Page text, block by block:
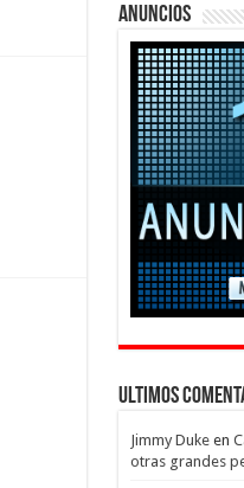
Anuncios
Ultimos
Jimmy Dukeen
otras grandes